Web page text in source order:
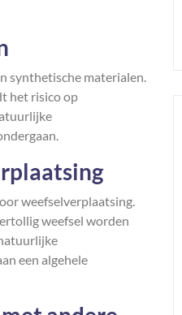
synthetische materialen.
het risico op
weefselverplaatsing.
weefsel worden
een algehele